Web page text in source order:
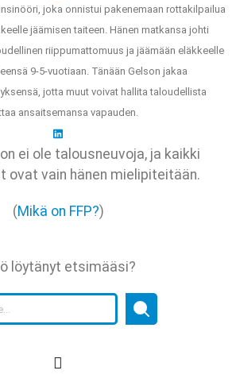
joka onnistui pakenemaan rottakilpailua
jäämisen taiteen. Hänen matkansa johti
riippumattomuus ja jäämään eläkkeelle
9-5-vuotiaan. Tänään Gelson jakaa
jotta muut voivat hallita taloudellista
ansaitsemansa vapauden.
ei ole talousneuvoja, ja kaikki
vain hänen mielipiteitään.
(Mikä on FFP?)
löytänyt etsimääsi?